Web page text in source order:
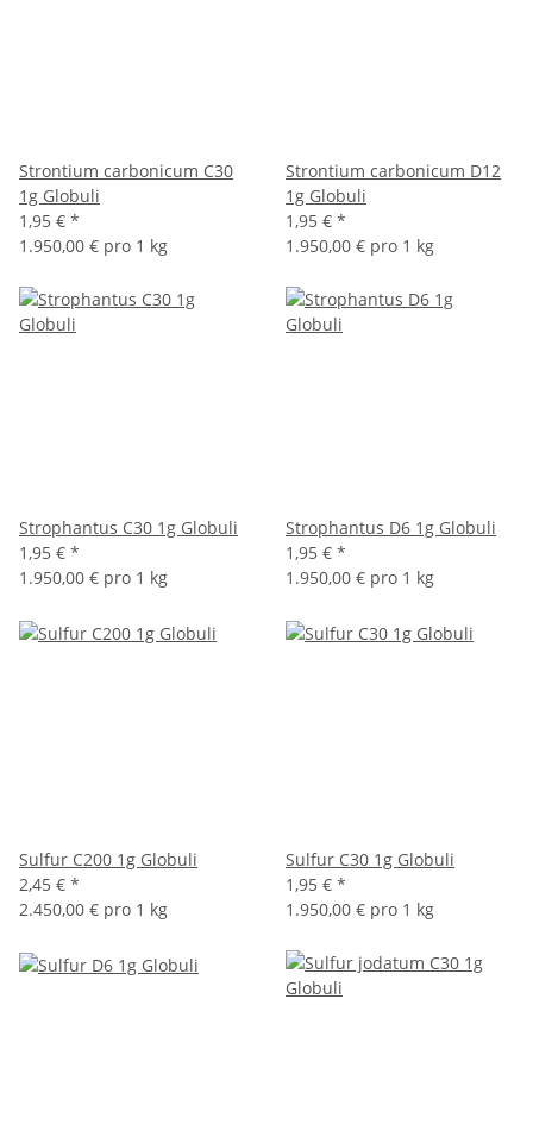
Strontium carbonicum C30
1g Globuli
1,95 € *
1.950,00 € pro 1 kg
Strontium carbonicum D12
1g Globuli
1,95 € *
1.950,00 € pro 1 kg
Strophantus C30 1g Globuli
1,95 € *
1.950,00 € pro 1 kg
Strophantus D6 1g Globuli
1,95 € *
1.950,00 € pro 1 kg
Sulfur C200 1g Globuli
2,45 € *
2.450,00 € pro 1 kg
Sulfur C30 1g Globuli
1,95 € *
1.950,00 € pro 1 kg